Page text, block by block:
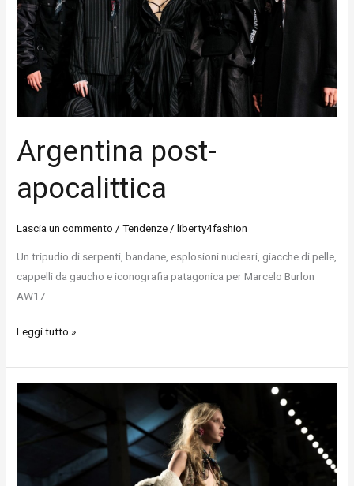
Argentina post-
apocalittica
Lascia un commento /Tendenze/liberty4fashion
Un tripudio di serpenti, bandane, esplosioni nucleari, giacche di pelle,
cappelli da gaucho e iconografia patagonica per Marcelo Burlon
AW17
Leggi tutto »
Collisione
anni